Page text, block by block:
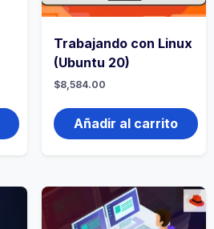
Trabajando con Linux
(Ubuntu 20)
$8,584.00
Añadir al carrito